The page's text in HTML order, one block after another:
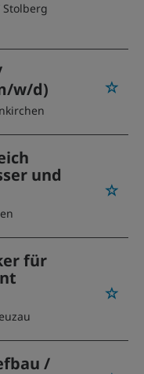
Stolberg
w/d)
und
für
/